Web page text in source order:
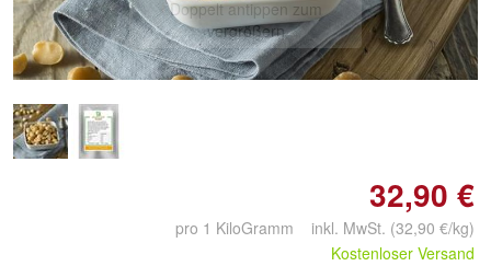
Doppelt antippen zum
vergrößern
32,90 €
pro 1 KiloGramm inkl. MwSt. (32,90 €/kg)
Kostenloser Versand